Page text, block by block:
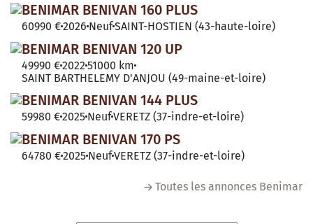
BENIMAR BENIVAN 160 PLUS
60990 €2026 NeufSAINT-HOSTIEN (43-haute-loire)
BENIMAR BENIVAN 120 UP
49990 €2022 51000 km
SAINT BARTHELEMY D'ANJOU (49-maine-et-loire)
BENIMAR BENIVAN 144 PLUS
59980 €2025 NeufVERETZ (37-indre-et-loire)
BENIMAR BENIVAN 170 PS
64780 €2025 NeufVERETZ (37-indre-et-loire)
Toutes les annonces Benimar